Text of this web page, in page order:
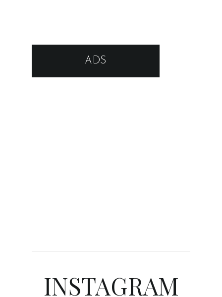
ADS
INSTAGRAM